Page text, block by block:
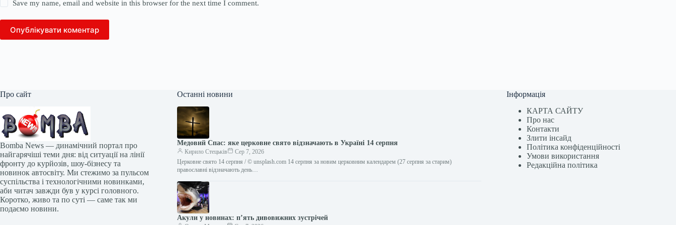
Save my name, email and website in this browser for the next time I comment.
Опублікувати коментар
Про сайт
Bomba News — динамічний портал про
найгарячіші теми дня: від ситуації на лінії
фронту до курйозів, шоу-бізнесу та
новинок автосвіту. Ми стежимо за пульсом
суспільства і технологічними новинками,
аби читач завжди був у курсі головного.
Коротко, живо та по суті — саме так ми
подаємо новини.
Останні новини
Медовий Спас: яке церковне свято відзначають в Україні 14 серпня
Кирило Стецьків
Сер 7, 2026
Церковне свято 14 серпня / © unsplash.com 14 серпня за новим церковним календарем (27 серпня за старим)
православні відзначають день…
Акули у новинах: п’ять дивовижних зустрічей
Інформація
КАРТА САЙТУ
Про нас
Контакти
Злити інсайд
Політика конфіденційності
Умови використання
Редакційна політика